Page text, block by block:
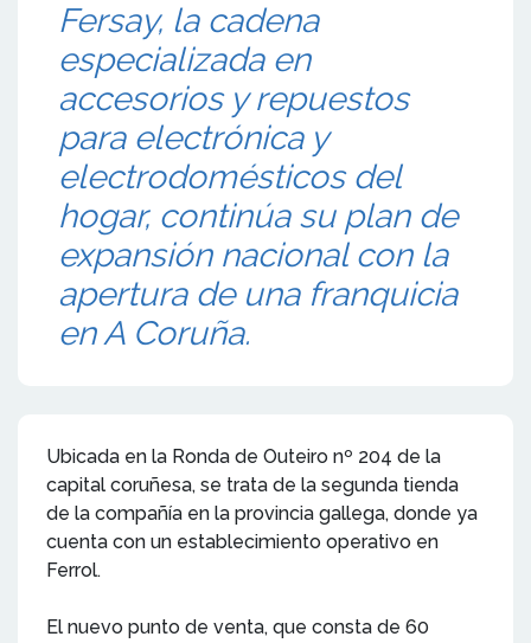
Fersay, la cadena
especializada en
accesorios y repuestos
para electrónica y
electrodomésticos del
hogar, continúa su plan de
expansión nacional con la
apertura de una franquicia
en A Coruña.
Ubicada en la Ronda de Outeiro nº 204 de la
capital coruñesa, se trata de la segunda tienda
de la compañía en la provincia gallega, donde ya
cuenta con un establecimiento operativo en
Ferrol.
El nuevo punto de venta, que consta de 60